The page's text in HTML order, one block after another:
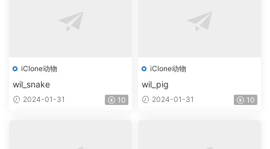
iClone动物
wil_snake
2024-01-31 10
iClone动物
wil_pig
2024-01-31 10